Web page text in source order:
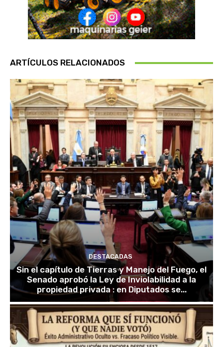
ARTÍCULOS RELACIONADOS
DESTACADAS
Sin el capítulo de Tierras y Manejo del Fuego, el
Senado aprobó la Ley de Inviolabilidad a la
propiedad privada : en Diputados se...